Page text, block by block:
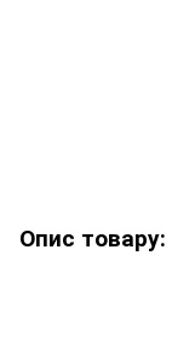
Опис товару: